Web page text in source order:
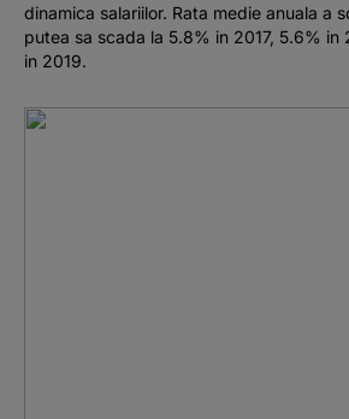
dinamica salariilor. Rata medie anuala a
putea sa scada la 5.8% in 2017, 5.6% in
in 2019.